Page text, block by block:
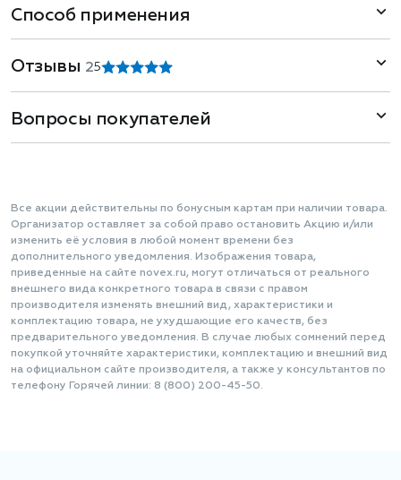
Способ применения
Отзывы 25
Вопросы покупателей
Все акции действительны по бонусным картам при наличии товара.
Организатор оставляет за собой право остановить Акцию и/или
изменить её условия в любой момент времени без
дополнительного уведомления. Изображения товара,
приведенные на сайте novex.ru, могут отличаться от реального
внешнего вида конкретного товара в связи с правом
производителя изменять внешний вид, характеристики и
комплектацию товара, не ухудшающие его качеств, без
предварительного уведомления. В случае любых сомнений перед
покупкой уточняйте характеристики, комплектацию и внешний вид
на официальном сайте производителя, а также у консультантов по
телефону Горячей линии: 8 (800) 200-45-50.